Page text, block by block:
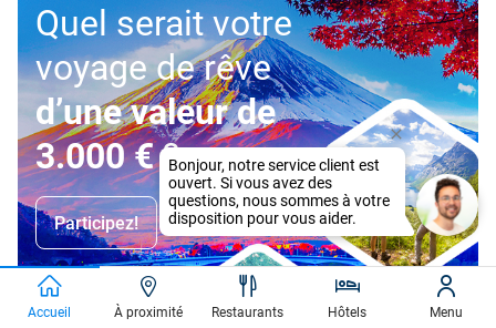
Quel serait votre
voyage de rêve
d’une valeur de
3.000 €?
Participez!
Accueil À proximité Restaurants Hôtels Menu